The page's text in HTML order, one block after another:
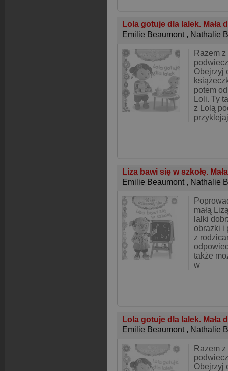
Lola gotuje dla lalek. Mała
Emilie Beaumont , Nathalie
Razem
Obejrzyj
potem
Loli. Ty
z Lolą
Liza bawi się w szkołę.
Emilie Beaumont , Nathalie
małą
lalki
obrazki i
z
także
w
Lola gotuje dla lalek. Mała
Emilie Beaumont , Nathalie
Razem
Obejrzyj